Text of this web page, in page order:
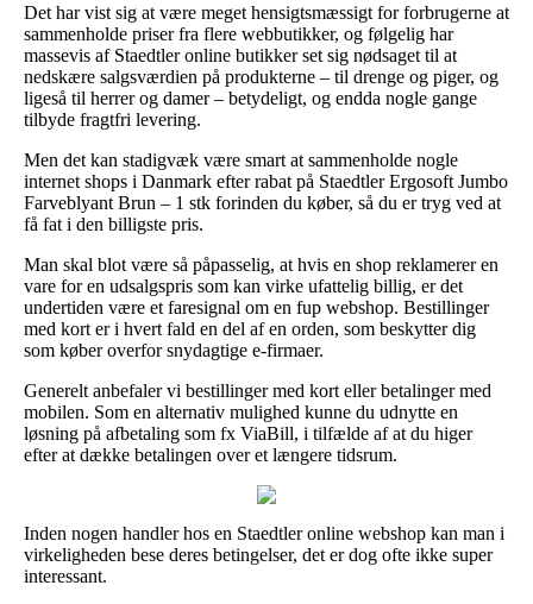
Det har vist sig at være meget hensigtsmæssigt for forbrugerne at
sammenholde priser fra flere webbutikker, og følgelig har
massevis af Staedtler online butikker set sig nødsaget til at
nedskære salgsværdien på produkterne – til drenge og piger, og
ligeså til herrer og damer – betydeligt, og endda nogle gange
tilbyde fragtfri levering.
Men det kan stadigvæk være smart at sammenholde nogle
internet shops i Danmark efter rabat på Staedtler Ergosoft Jumbo
Farveblyant Brun – 1 stk forinden du køber, så du er tryg ved at
få fat i den billigste pris.
Man skal blot være så påpasselig, at hvis en shop reklamerer en
vare for en udsalgspris som kan virke ufattelig billig, er det
undertiden være et faresignal om en fup webshop. Bestillinger
med kort er i hvert fald en del af en orden, som beskytter dig
som køber overfor snydagtige e-firmaer.
Generelt anbefaler vi bestillinger med kort eller betalinger med
mobilen. Som en alternativ mulighed kunne du udnytte en
løsning på afbetaling som fx ViaBill, i tilfælde af at du higer
efter at dække betalingen over et længere tidsrum.
Inden nogen handler hos en Staedtler online webshop kan man i
virkeligheden bese deres betingelser, det er dog ofte ikke super
interessant.